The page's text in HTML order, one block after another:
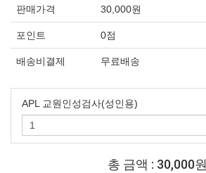
판매가격 30,000원
포인트 0점
배송비결제 무료배송
APL 교원인성검사(성인용)
총 금액 : 30,000원